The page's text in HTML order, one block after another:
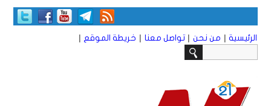
الرئيسية | من نحن | تواصل معنا | خريطة الموقع |